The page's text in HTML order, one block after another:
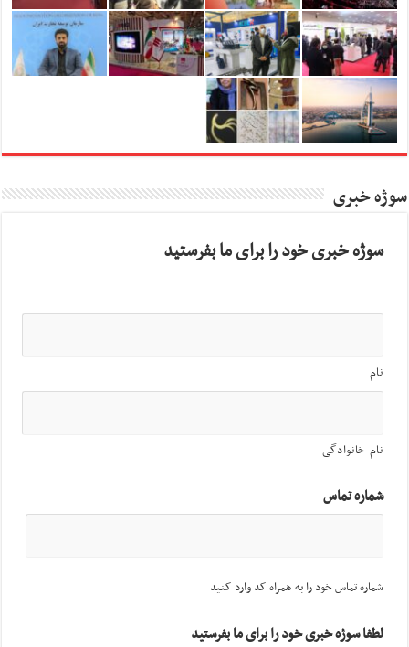
سوژه خبری
سوژه خبری خود را برای ما بفرستید
نام
نام خانوادگی
شماره تماس
شماره تماس خود را به همراه کد وارد کنید
لطفا سوژه خبری خود را برای ما بفرستید